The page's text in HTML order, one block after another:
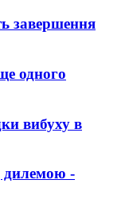
завершення
одного
вибуху в
дилемою -